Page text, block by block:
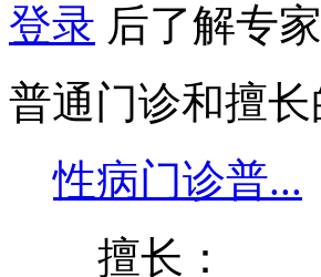
登录 后了解专
普通门诊和擅长
性病门诊普...
擅长：